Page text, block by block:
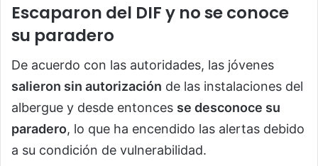
Escaparon del DIF y no se conoce
su paradero
De acuerdo con las autoridades, las jóvenes
salieron sin autorización de las instalaciones del
albergue y desde entonces se desconoce su
paradero, lo que ha encendido las alertas debido
a su condición de vulnerabilidad.